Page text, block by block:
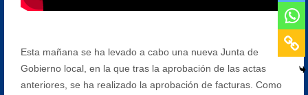
Esta mañana se ha levado a cabo una nueva Junta de
Gobierno local, en la que tras la aprobación de las actas
anteriores, se ha realizado la aprobación de facturas. Como